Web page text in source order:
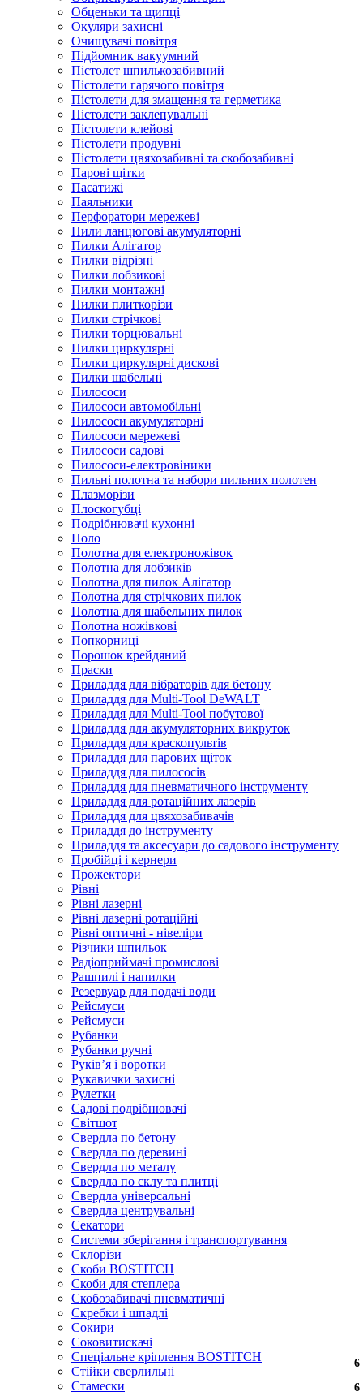
Обценьки та щипці
Окуляри захисні
Очищувачі повітря
Підйомник вакуумний
Пістолет шпилькозабивний
Пістолети гарячого повітря
Пістолети для змащення та герметика
Пістолети заклепувальні
Пістолети клейові
Пістолети продувні
Пістолети цвяхозабивні та скобозабивні
Парові щітки
Пасатижі
Паяльники
Перфоратори мережеві
Пили ланцюгові акумуляторні
Пилки Алігатор
Пилки відрізні
Пилки лобзикові
Пилки монтажні
Пилки плиткорізи
Пилки стрічкові
Пилки торцювальні
Пилки циркулярні
Пилки циркулярні дискові
Пилки шабельні
Пилососи
Пилососи автомобільні
Пилососи акумуляторні
Пилососи мережеві
Пилососи садові
Пилососи-електровіники
Пильні полотна та набори пильних полотен
Плазморізи
Плоскогубці
Подрібнювачі кухонні
Поло
Полотна для електроножівок
Полотна для лобзиків
Полотна для пилок Алігатор
Полотна для стрічкових пилок
Полотна для шабельних пилок
Полотна ножівкові
Попкорниці
Порошок крейдяний
Праски
Приладдя для вібраторів для бетону
Приладдя для Multi-Tool DeWALT
Приладдя для Multi-Tool побутової
Приладдя для акумуляторних викруток
Приладдя для краскопультів
Приладдя для парових щіток
Приладдя для пилососів
Приладдя для пневматичного інструменту
Приладдя для ротаційних лазерів
Приладдя для цвяхозабивачів
Приладдя до інструменту
Приладдя та аксесуари до садового інструменту
Пробійці і кернери
Прожектори
Рівні
Рівні лазерні
Рівні лазерні ротаційні
Рівні оптичні - нівеліри
Різчики шпильок
Радіоприймачі промислові
Рашпилі і напилки
Резервуар для подачі води
Рейсмуси
Рейсмуси
Рубанки
Рубанки ручні
Руківʼя і воротки
Рукавички захисні
Рулетки
Садові подрібнювачі
Світшот
Свердла по бетону
Свердла по деревині
Свердла по металу
Свердла по склу та плитці
Свердла універсальні
Свердла центрувальні
Секатори
Системи зберігання і транспортування
Склорізи
Скоби BOSTITCH
Скоби для степлера
Скобозабивачі пневматичні
Скребки і шпадлі
Сокири
Соковитискачі
Спеціальне кріплення BOSTITCH
Стійки сверлильні
Стамески
6
6